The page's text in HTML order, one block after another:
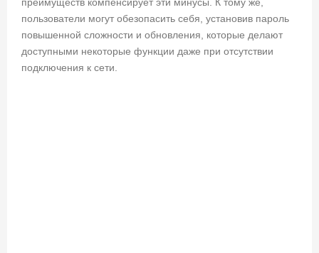
преимуществ компенсирует эти минусы. К тому же,
пользователи могут обезопасить себя, установив пароль
повышенной сложности и обновления, которые делают
доступными некоторые функции даже при отсутствии
подключения к сети.